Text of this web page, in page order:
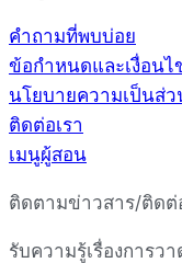
คำถามที่พบบ่อย
ข้อกำหนดและเงื่อนไ
นโยบายความเป็นส่
ติดต่อเรา
เมนูผู้สอน
ติดตามข่าวสาร/ติดต่
รับความรู้เรื่องการว